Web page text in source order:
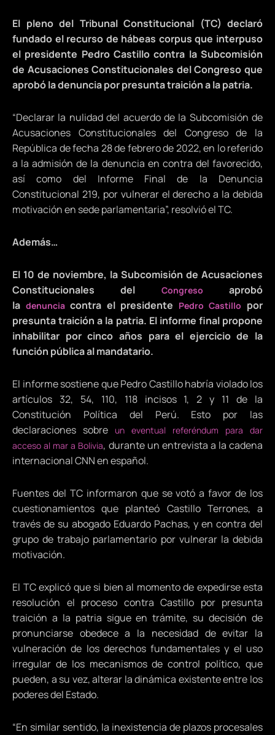
El pleno del Tribunal Constitucional (TC) declaró
fundado el recurso de hábeas corpus que interpuso
el presidente Pedro Castillo contra la Subcomisión
de Acusaciones Constitucionales del Congreso que
aprobó la denuncia por presunta traición a la patria.
“Declarar la nulidad del acuerdo de la Subcomisión de
Acusaciones Constitucionales del Congreso de la
República de fecha 28 de febrero de 2022, en lo referido
a la admisión de la denuncia en contra del favorecido,
así como del Informe Final de la Denuncia
Constitucional 219, por vulnerar el derecho a la debida
motivación en sede parlamentaria”, resolvió el TC.
Además…
El 10 de noviembre, la Subcomisión de Acusaciones
Constitucionales del Congreso
aprobó
la denunciacontra el presidente Pedro Castillo por
presunta traición a la patria. El informe final propone
inhabilitar por cinco años para el ejercicio de la
función pública al mandatario.
El informe sostiene que Pedro Castillo habría violado los
artículos 32, 54, 110, 118 incisos 1, 2 y 11 de la
Constitución Política del Perú. Esto por las
declaraciones sobre un eventual referéndum para dar
acceso al mar a Bolivia, durante un entrevista a la cadena
internacional CNN en español.
Fuentes del TC informaron que se votó a favor de los
cuestionamientos que planteó Castillo Terrones, a
través de su abogado Eduardo Pachas, y en contra del
grupo de trabajo parlamentario por vulnerar la debida
motivación.
El TC explicó que si bien al momento de expedirse esta
resolución el proceso contra Castillo por presunta
traición a la patria sigue en trámite, su decisión de
pronunciarse obedece a la necesidad de evitar la
vulneración de los derechos fundamentales y el uso
irregular de los mecanismos de control político, que
pueden, a su vez, alterar la dinámica existente entre los
poderes del Estado.
“En similar sentido, la inexistencia de plazos procesales